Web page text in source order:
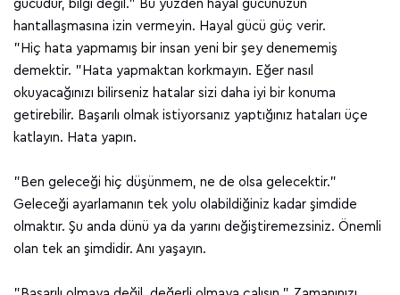
gücüdür, bilgi değil.” Bu yüzden hayal gücünüzün
hantallaşmasına izin vermeyin. Hayal gücü güç verir.
"Hiç hata yapmamış bir insan yeni bir şey denememiş
demektir. "Hata yapmaktan korkmayın. Eğer nasıl
okuyacağınızı bilirseniz hatalar sizi daha iyi bir konuma
getirebilir. Başarılı olmak istiyorsanız yaptığınız hataları üçe
katlayın. Hata yapın.
"Ben geleceği hiç düşünmem, ne de olsa gelecektir."
Geleceği ayarlamanın tek yolu olabildiğiniz kadar şimdide
olmaktır. Şu anda dünü ya da yarını değiştiremezsiniz. Önemli
olan tek an şimdidir. Anı yaşayın.